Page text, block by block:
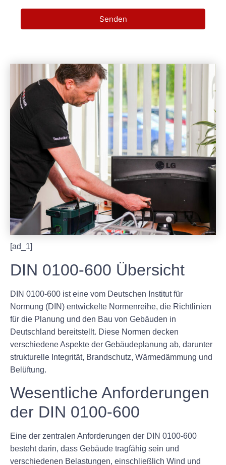
Senden
[ad_1]
DIN 0100-600 Übersicht
DIN 0100-600 ist eine vom Deutschen Institut für
Normung (DIN) entwickelte Normenreihe, die Richtlinien
für die Planung und den Bau von Gebäuden in
Deutschland bereitstellt. Diese Normen decken
verschiedene Aspekte der Gebäudeplanung ab, darunter
strukturelle Integrität, Brandschutz, Wärmedämmung und
Belüftung.
Wesentliche Anforderungen
der DIN 0100-600
Eine der zentralen Anforderungen der DIN 0100-600
besteht darin, dass Gebäude tragfähig sein und
verschiedenen Belastungen, einschließlich Wind und